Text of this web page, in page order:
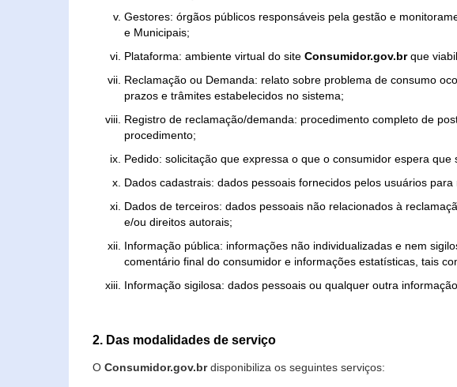
Gestores: órgãos públicos responsáveis pela gestão e
e Municipais;
Plataforma: ambiente virtual do site Consumidor.gov.brque
Reclamação ou Demanda: relato sobre problema de consumo
prazos e trâmites estabelecidos no sistema;
Registro de reclamação/demanda: procedimento completo de
procedimento;
Pedido: solicitação que expressa o que o consumidor espera
Dados cadastrais: dados pessoais fornecidos pelos usuários
Dados de terceiros: dados pessoais não relacionados à
e/ou direitos autorais;
Informação pública: informações não individualizadas e nem
comentário final do consumidor e informações estatísticas, tais
Informação sigilosa: dados pessoais ou qualquer outra
2. Das modalidades de serviço
O Consumidor.gov.brdisponibiliza os seguintes serviços: